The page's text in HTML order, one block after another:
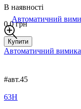
В наявності
0,0 грн
Купити
Автоматичний
#авт.45